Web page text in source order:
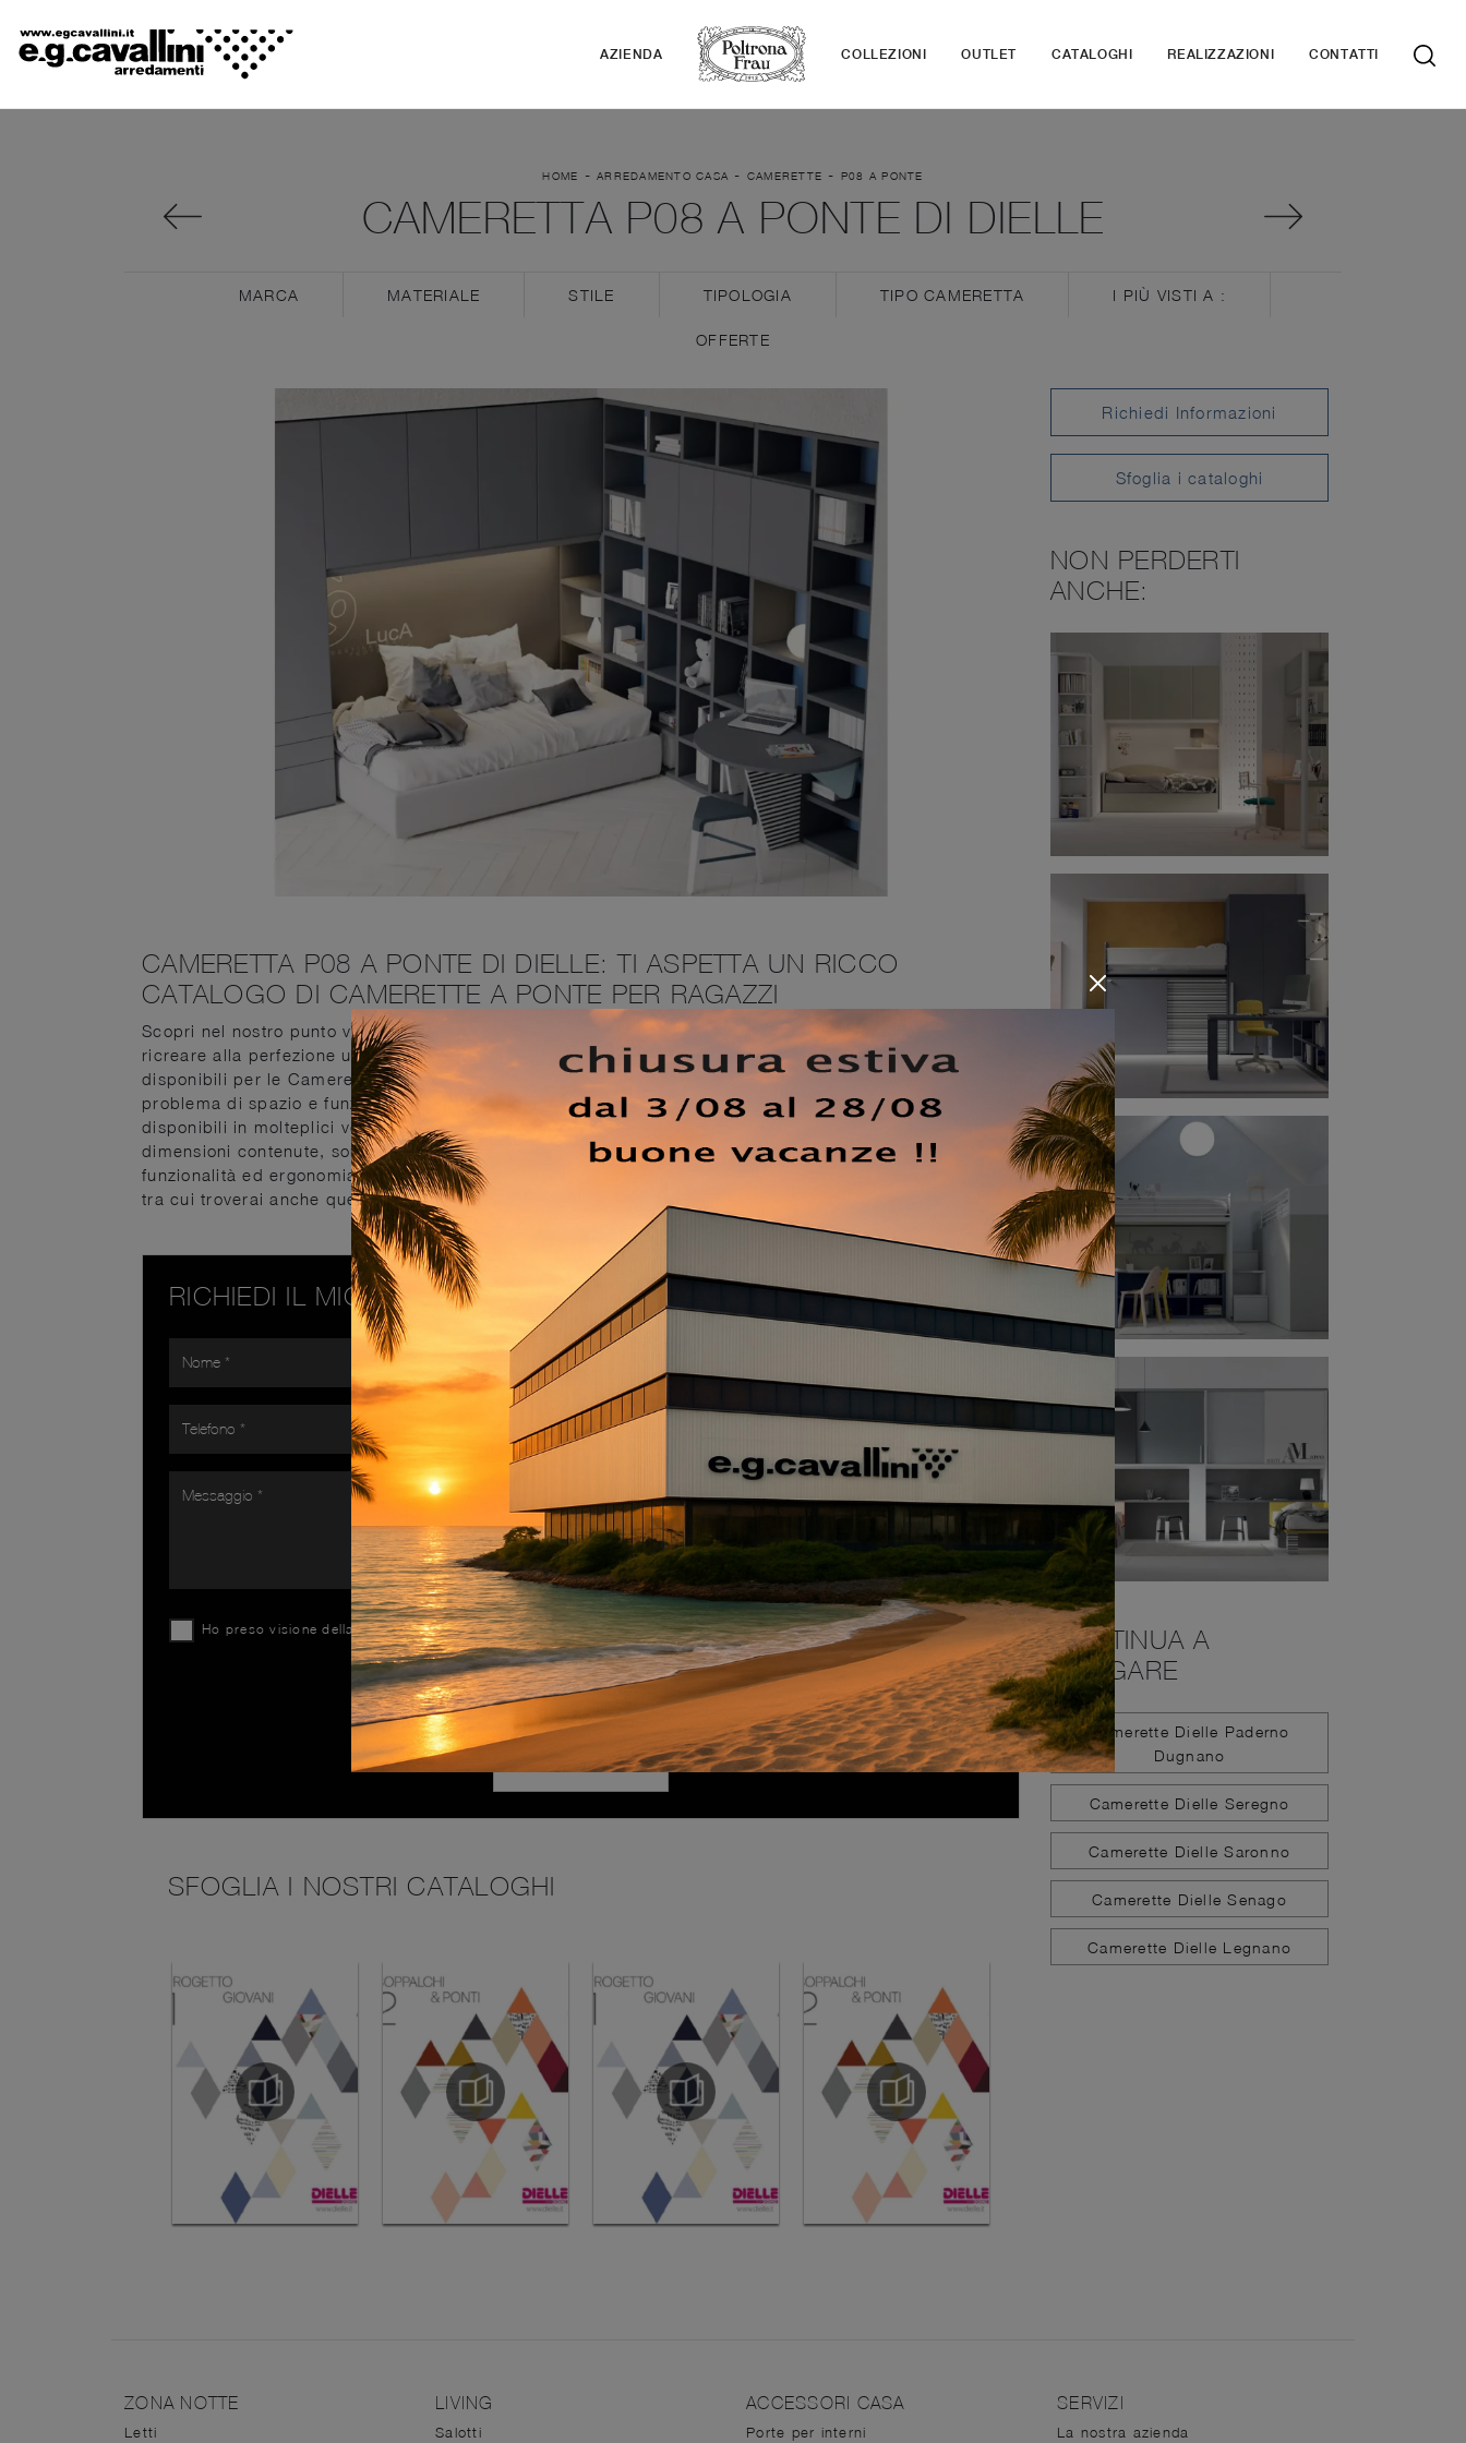
AZIENDA COLLEZIONI OUTLET CATALOGHI REALIZZAZIONI CONTATTI
HOME -ARREDAMENTO CASA - CAMERETTE - P08 A PONTE
CAMERETTA P08 A PONTE DI DIELLE
MARCA MATERIALE STILE TIPOLOGIA TIPO CAMERETTA I PIÙ VISTI A :
OFFERTE
CAMERETTA P08 A PONTE DI DIELLE: TI ASPETTA UN RICCO
CATALOGO DI CAMERETTE A PONTE PER RAGAZZI
Scopri nel nostro punto vendita la Cameretta P08 A ponte di Dielle in laccato opaco: è ideale per
ricreare alla perfezione un ambiente accogliente, bello e ben organizzato. Gli elementi accessori
disponibili per le Camerette a ponte di Dielle sono sempre personalizzabili, per evitare qualsiasi
problema di spazio e funzionalità. Le Camerette a ponte per ragazzi del rinomato marchio sono
disponibili in molteplici versioni, che rispondono sempre alle richieste dei bimbi. Se la stanza ha
dimensioni contenute, sono differenti le soluzioni che Dielle presenta, sempre in grado di congiungere
funzionalità ed ergonomia. Materiali durevoli e pitture atossiche caratterizzano le proposte del marchio,
tra cui troverai anche quelle moderne a ponte ideali per te.
RICHIEDI IL MIGLIOR PREZZO
Ho preso visione dellaPrivacy Policy
INVIA
SFOGLIA I NOSTRI CATALOGHI
Richiedi Informazioni
Sfoglia i cataloghi
NON PERDERTI
ANCHE:
CONTINUA A
NAVIGARE
Camerette Dielle Paderno
Dugnano
Camerette Dielle Seregno
Camerette Dielle Saronno
Camerette Dielle Senago
Camerette Dielle Legnano
ZONA NOTTE
Letti
LIVING
Salotti
ACCESSORI CASA
Porte per interni
SERVIZI
La nostra azienda